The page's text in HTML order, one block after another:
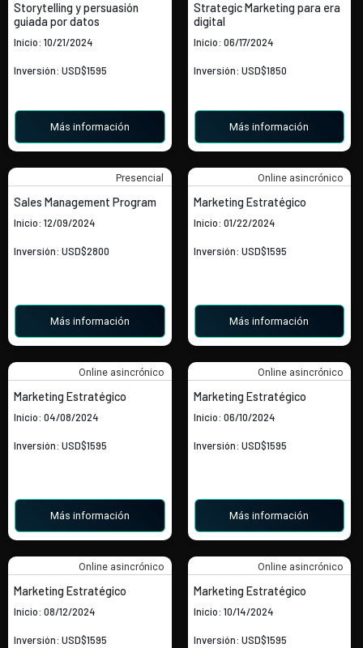
Storytelling y persuasión
guiada por datos
Inicio: 10/21/2024
Inversión: USD$1595
Más información
Strategic Marketing para era
digital
Inicio: 06/17/2024
Inversión: USD$1850
Más información
Sales Management Program
Inicio: 12/09/2024
Inversión: USD$2800
Presencial
Más información
Marketing Estratégico
Inicio: 01/22/2024
Inversión: USD$1595
Online asincrónico
Más información
Marketing Estratégico
Inicio: 04/08/2024
Inversión: USD$1595
Online asincrónico
Más información
Marketing Estratégico
Inicio: 06/10/2024
Inversión: USD$1595
Online asincrónico
Más información
Marketing Estratégico
Inicio: 08/12/2024
Inversión: USD$1595
Online asincrónico
Marketing Estratégico
Inicio: 10/14/2024
Inversión: USD$1595
Online asincrónico